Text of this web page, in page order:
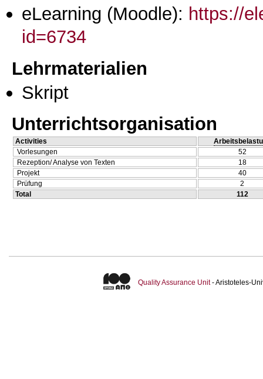
eLearning (Moodle): https://
id=6734
Lehrmaterialien
Skript
Unterrichtsorganisation
Activities
Vorlesungen
52
Rezeption/ Analyse von Texten
18
Projekt
40
Prüfung
2
Total
112
Quality Assurance Unit- Aristoteles-